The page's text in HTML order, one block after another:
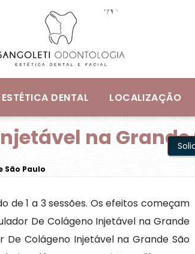
ESTÉTICA DENTAL LOCALIZAÇÃO
na Grande
São Paulo
de 1 a 3 sessões. Os efeitos começam
De Colágeno Injetável na Grande
De Colágeno Injetável na Grande São